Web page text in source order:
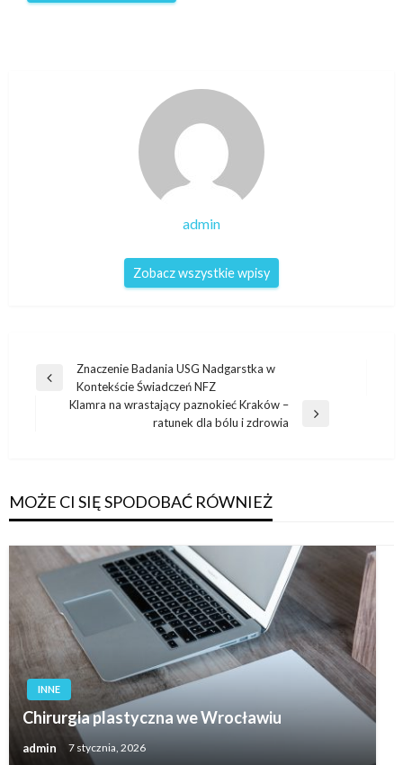
admin
Zobacz wszystkie wpisy
Nawigacja
wpisu
Poprzedni
Znaczenie Badania USG Nadgarstka w
Kontekście Świadczeń NFZ
Klamra na wrastający paznokieć Kraków –
ratunek dla bólu i zdrowia
MOŻE CI SIĘ SPODOBAĆ RÓWNIEŻ
INNE
Chirurgia plastyczna we Wrocławiu
admin 7 stycznia, 2026